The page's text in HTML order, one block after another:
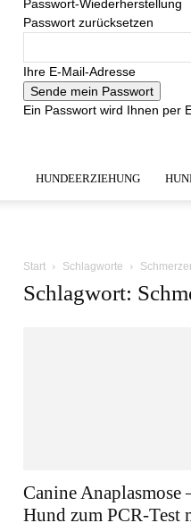
Passwort-Wiederherstellung
Passwort zurücksetzen
Ihre E-Mail-Adresse
Ein Passwort wird Ihnen per
HUNDEERZIEHUNG
Start Schlagworte
Schlagwort:
Canine Anaplasmose
Hund zum PCR-Test